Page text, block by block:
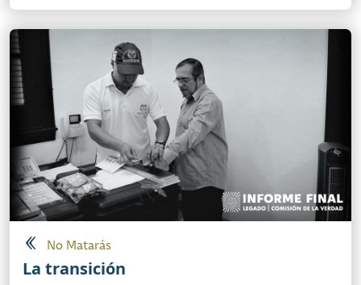
No Matarás
La transición